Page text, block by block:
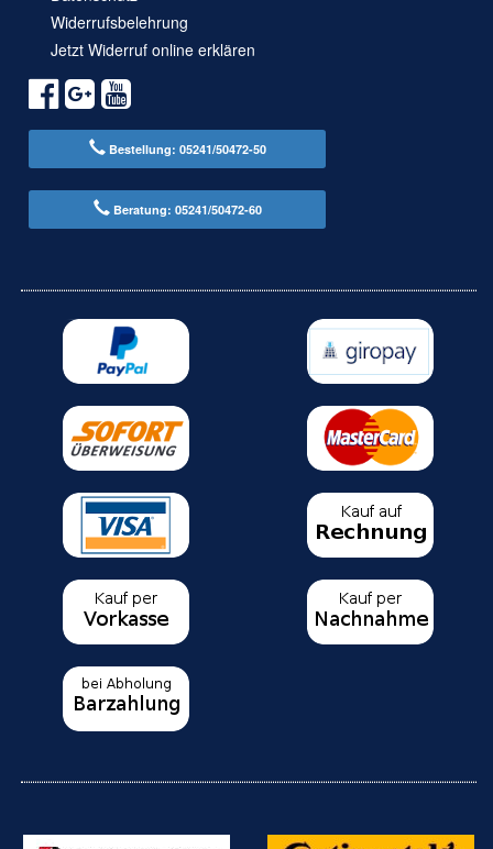
Widerrufsbelehrung
Jetzt Widerruf online erklären
Bestellung: 05241/50472-50
Beratung: 05241/50472-60